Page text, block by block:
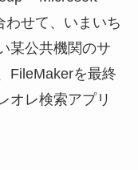
わせて、いまいち
某公共機関のサ
FileMakerを最終
オレ検索アプリ